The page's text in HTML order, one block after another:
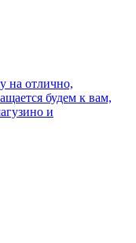
на отлично,
будем к вам,
и